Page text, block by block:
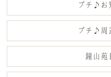
プチ♪お
プチ♪周
鐘山苑